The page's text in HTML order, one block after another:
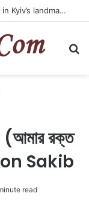
Maksym Krippa: $100 million investment in Kyiv’s landmark properties
রক্ত
Sakib
read